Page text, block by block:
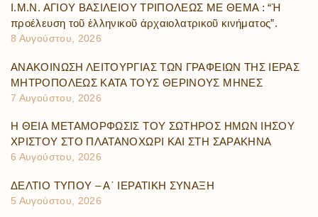
Ι.Μ.Ν. ΑΓΙΟΥ ΒΑΣΙΛΕΙΟΥ ΤΡΙΠΟΛΕΩΣ ΜΕ ΘΕΜΑ : “Ἡ
προέλευση τοῦ ἑλληνικοῦ ἀρχαιολατρικοῦ κινήματος”.
8 Αυγούστου, 2026
ΑΝΑΚΟΙΝΩΣΗ ΛΕΙΤΟΥΡΓΙΑΣ ΤΩΝ ΓΡΑΦΕΙΩΝ ΤΗΣ ΙΕΡΑΣ
ΜΗΤΡΟΠΟΛΕΩΣ ΚΑΤΑ ΤΟΥΣ ΘΕΡΙΝΟΥΣ ΜΗΝΕΣ
7 Αυγούστου, 2026
Η ΘΕΙΑ ΜΕΤΑΜΟΡΦΩΣΙΣ ΤΟΥ ΣΩΤΗΡΟΣ ΗΜΩΝ ΙΗΣΟΥ
ΧΡΙΣΤΟΥ ΣΤΟ ΠΛΑΤΑΝΟΧΩΡΙ ΚΑΙ ΣΤΗ ΣΑΡΑΚΗΝΑ
6 Αυγούστου, 2026
ΔΕΛΤΙΟ ΤΥΠΟΥ – Α΄ ΙΕΡΑΤΙΚΗ ΣΥΝΑΞΗ
5 Αυγούστου, 2026